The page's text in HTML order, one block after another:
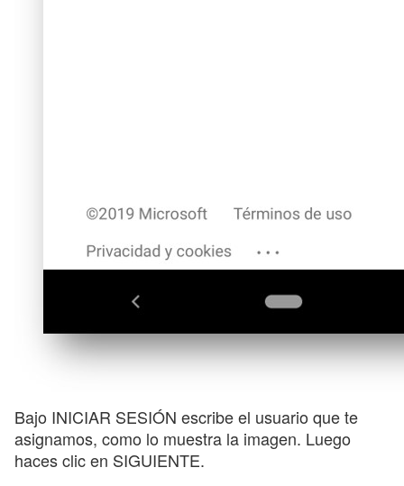
Bajo INICIAR SESIÓN escribe el usuario que te
asignamos, como lo muestra la imagen. Luego
haces clic en SIGUIENTE.